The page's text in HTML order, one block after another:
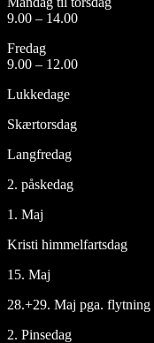
9.00 – 14.00
Fredag
9.00 – 12.00
Lukkedage
Skærtorsdag
Langfredag
2. påskedag
1. Maj
Kristi himmelfartsdag
15. Maj
28.+29. Maj pga. flytning
2. Pinsedag